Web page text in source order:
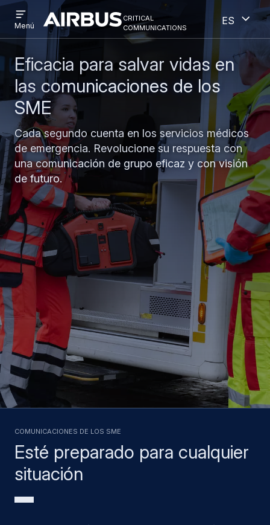
Pasar
al
contenido
principal
Skip
to
search
Criticalcommunications
critical
communications
Open
menu
Menú
Español
Eficacia para salvar vidas en
las comunicaciones de los
SME
Cada segundo cuenta en los servicios médicos
de emergencia. Revolucione su respuesta con
una comunicación de grupo eficaz y con visión
de futuro.
Esté preparado para cualquier
situación
COMUNICACIONES DE LOS SME